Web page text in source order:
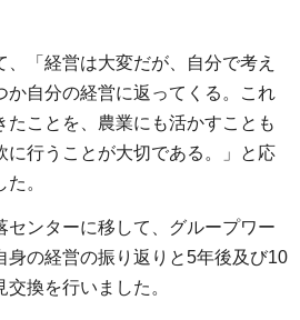
「経営は大変だが、自分で考え
か自分の経営に返ってくる。これ
たことを、農業にも活かすことも
に行うことが大切である。」と応
。
ンターに移して、グループワー
身の経営の振り返りと5年後及び10
換を行いました。